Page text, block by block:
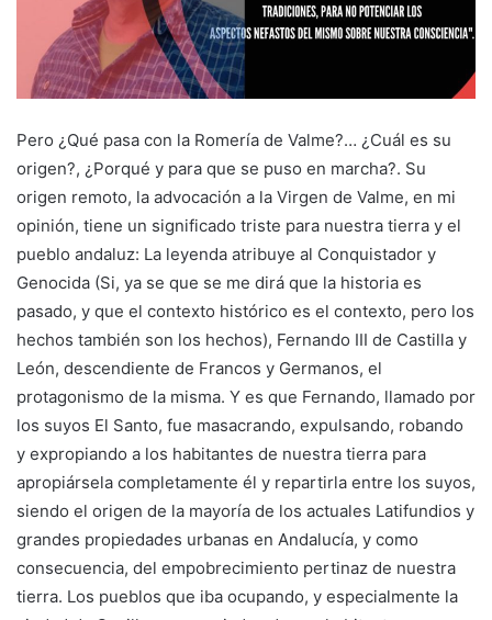
Pero ¿Qué pasa con la Romería de Valme?… ¿Cuál es su
origen?, ¿Porqué y para que se puso en marcha?. Su
origen remoto, la advocación a la Virgen de Valme, en mi
opinión, tiene un significado triste para nuestra tierra y el
pueblo andaluz: La leyenda atribuye al Conquistador y
Genocida (Si, ya se que se me dirá que la historia es
pasado, y que el contexto histórico es el contexto, pero los
hechos también son los hechos), Fernando III de Castilla y
León, descendiente de Francos y Germanos, el
protagonismo de la misma. Y es que Fernando, llamado por
los suyos El Santo, fue masacrando, expulsando, robando
y expropiando a los habitantes de nuestra tierra para
apropiársela completamente él y repartirla entre los suyos,
siendo el origen de la mayoría de los actuales Latifundios y
grandes propiedades urbanas en Andalucía, y como
consecuencia, del empobrecimiento pertinaz de nuestra
tierra. Los pueblos que iba ocupando, y especialmente la